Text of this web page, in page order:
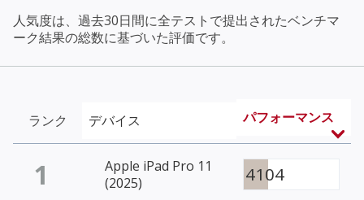
人気度は、過去30日間に全テストで提出されたベンチマ
ーク結果の総数に基づいた評価です。
ランク デバイス パフォーマンス
1
Apple iPad Pro 11
(2025)
4104